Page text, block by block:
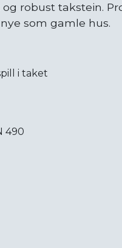
robust takstein.
som gamle hus.
i taket
490